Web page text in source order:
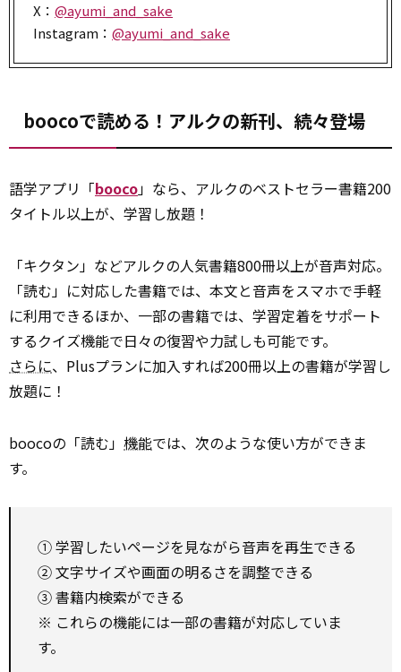
X： @ayumi_and_sake
Instagram： @ayumi_and_sake
boocoで読める！アルクの新刊、続々登場
語学アプリ「booco」なら、アルクのベストセラー書籍200
タイトル以上が、学習し放題！
「キクタン」などアルクの人気書籍800冊以上が音声対応。
「読む」に対応した書籍では、本文と音声をスマホで手軽
に利用できるほか、一部の書籍では、学習定着をサポート
するクイズ機能で日々の復習や力試しも可能です。
さらに、Plusプランに加入すれば200冊以上の書籍が学習し
放題に！
boocoの「読む」 機能では、次のような使い方ができま
す。
① 学習したいページを見ながら音声を再生できる
② 文字サイズや画面の明るさを調整できる
③ 書籍内検索ができる
※ これらの機能には一部の書籍が対応していま
す。